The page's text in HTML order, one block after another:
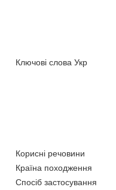
Ключові слова Укр
Корисні речовини
Країна походження
Спосіб застосування